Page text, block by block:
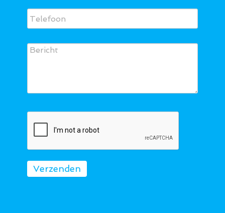
Verzenden